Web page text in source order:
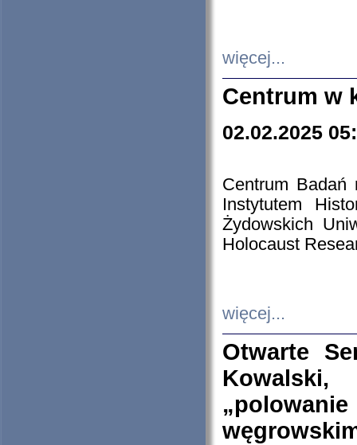
więcej...
Centrum w
02.02.2025
Centrum Badań
Instytutem
Żydowskich
Holocaust
więcej...
Otwarte